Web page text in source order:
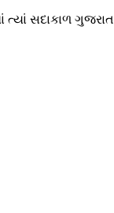
સદાકાળ ગુજરાત